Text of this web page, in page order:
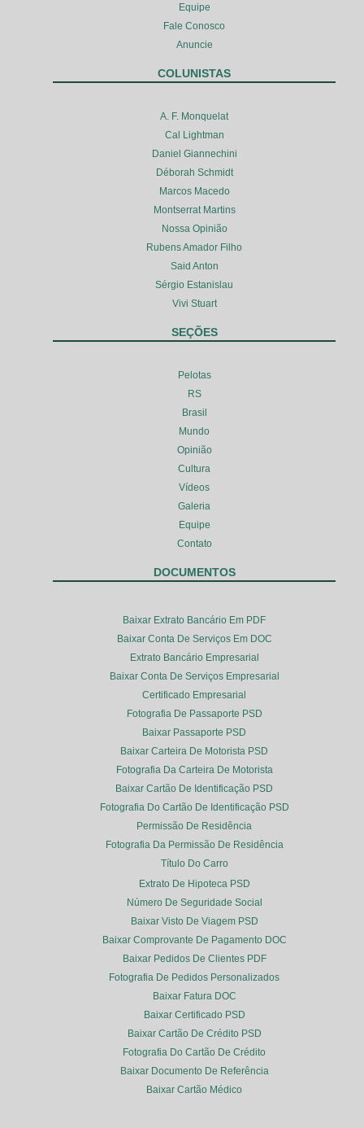
Equipe
Fale Conosco
Anuncie
COLUNISTAS
A. F. Monquelat
Cal Lightman
Daniel Giannechini
Déborah Schmidt
Marcos Macedo
Montserrat Martins
Nossa Opinião
Rubens Amador Filho
Said Anton
Sérgio Estanislau
Vivi Stuart
SEÇÕES
Pelotas
RS
Brasil
Mundo
Opinião
Cultura
Vídeos
Galeria
Equipe
Contato
DOCUMENTOS
Baixar Extrato Bancário Em PDF
Baixar Conta De Serviços Em DOC
Extrato Bancário Empresarial
Baixar Conta De Serviços Empresarial
Certificado Empresarial
Fotografia De Passaporte PSD
Baixar Passaporte PSD
Baixar Carteira De Motorista PSD
Fotografia Da Carteira De Motorista
Baixar Cartão De Identificação PSD
Fotografia Do Cartão De Identificação PSD
Permissão De Residência
Fotografia Da Permissão De Residência
Título Do Carro
Extrato De Hipoteca PSD
Número De Seguridade Social
Baixar Visto De Viagem PSD
Baixar Comprovante De Pagamento DOC
Baixar Pedidos De Clientes PDF
Fotografia De Pedidos Personalizados
Baixar Fatura DOC
Baixar Certificado PSD
Baixar Cartão De Crédito PSD
Fotografia Do Cartão De Crédito
Baixar Documento De Referência
Baixar Cartão Médico